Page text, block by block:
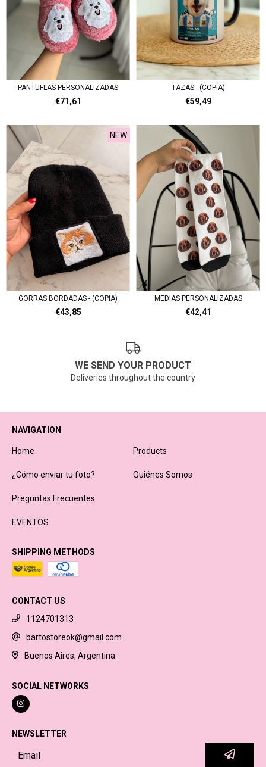
PANTUFLAS PERSONALIZADAS
€71,61
TAZAS - (COPIA)
€59,49
NEW
GORRAS BORDADAS - (COPIA)
€43,85
MEDIAS PERSONALIZADAS
€42,41
WE SEND YOUR PRODUCT
Deliveries throughout the country
NAVIGATION
Home Products
¿Cómo enviar tu foto? Quiénes Somos
Preguntas Frecuentes
EVENTOS
SHIPPING METHODS
CONTACT US
1124701313
bartostoreok@gmail.com
Buenos Aires, Argentina
SOCIAL NETWORKS
NEWSLETTER